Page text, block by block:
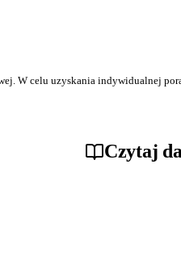
W celu uzyskania indywidualnej
Czytaj